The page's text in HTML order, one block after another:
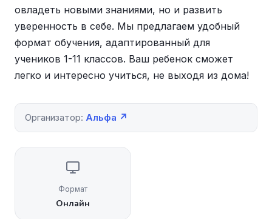
овладеть новыми знаниями, но и развить
уверенность в себе. Мы предлагаем удобный
формат обучения, адаптированный для
учеников 1-11 классов. Ваш ребенок сможет
легко и интересно учиться, не выходя из дома!
Организатор: Альфа ↗
Формат
Онлайн